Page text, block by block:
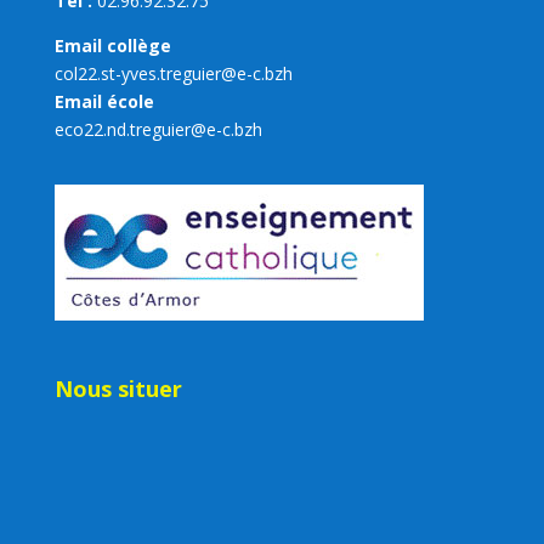
Email collège
col22.st-yves.treguier@e-c.bzh
Email école
eco22.nd.treguier@e-c.bzh
Nous situer